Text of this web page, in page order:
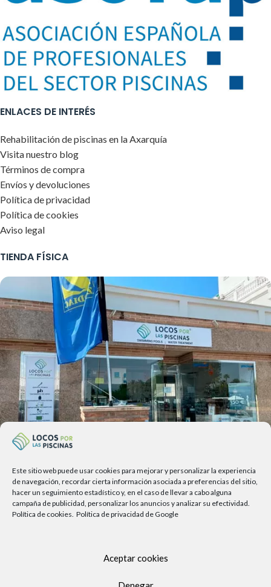
Este sitio web puede usar cookies para mejorar y personalizar la experiencia
de navegación, recordar cierta información asociada a preferencias del sitio,
hacer un seguimiento estadístico y, en el caso de llevar a cabo alguna
campaña de publicidad, personalizar los anuncios y analizar su efectividad.
Política de cookies. Política de privacidad de Google
Aceptar cookies
ENLACES DE INTERÉS
Rehabilitación de piscinas en la Axarquía
Visita nuestro blog
Términos de compra
Envíos y devoluciones
Política de privacidad
Política de cookies
Aviso legal
TIENDA FÍSICA
Av. del Sol, 2, local 6,
29740 Torre del Mar, Málaga
Lunes a viernes